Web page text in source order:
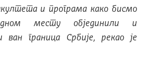
и програма како бисмо
месту објединили и
ван граница Србије, рекао је